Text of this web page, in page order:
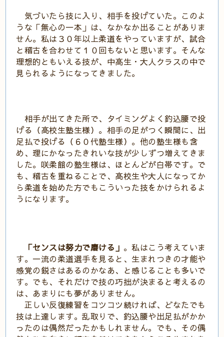
気づいたら技に入り、相手を投げていた。このよ
うな「無心の一本」は、なかなか出ることがありま
せん。私は３０年以上柔道をやっていますが、試合
と稽古を合わせて１０回もないと思います。そんな
理想的ともいえる技が、中高生・大人クラスの中で
見られるようになってきました。
相手が出てきた所で、タイミングよく釣込腰で投
げる（高校生塾生様）。相手の足がつく瞬間に、出
足払で投げる（６０代塾生様）。他の塾生様も含
め、理にかなったきれいな技が少しずつ増えてきま
した。咲柔館の塾生様は、ほとんどが白帯です。で
も、稽古を重ねることで、高校生や大人になってか
ら柔道を始めた方でもこういった技をかけられるよ
うになります。
「センスは努力で磨ける」 。私はこう考えていま
す。一流の柔道選手を見ると、生まれつきの才能や
感覚の鋭さはあるのかなあ、と感じることも多いで
す。でも、それだけで技の巧拙が決まると考えるの
は、あまりにも夢がありません。
正しい反復練習をコツコツ続ければ、どなたでも
技は上達します。乱取りで、釣込腰や出足払がかか
ったのは偶然だったかもしれません。でも、その偶